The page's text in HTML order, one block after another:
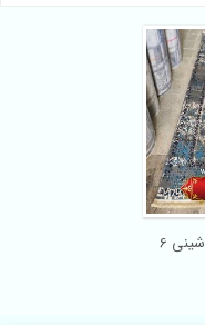
پخش عمده گلیم ماشینی 6